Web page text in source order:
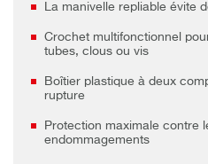
La manivelle repliable évite
Crochet multifonctionnel
tubes, clous ou vis
Boîtier plastique à deux
rupture
Protection maximale contre
endommagements